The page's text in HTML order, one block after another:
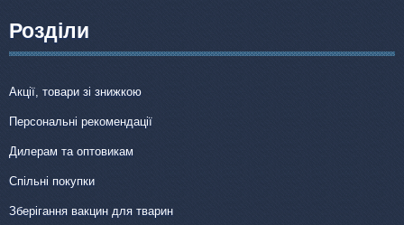
Розділи
Акції, товари зі знижкою
Персональні рекомендації
Дилерам та оптовикам
Спільні покупки
Зберігання вакцин для тварин